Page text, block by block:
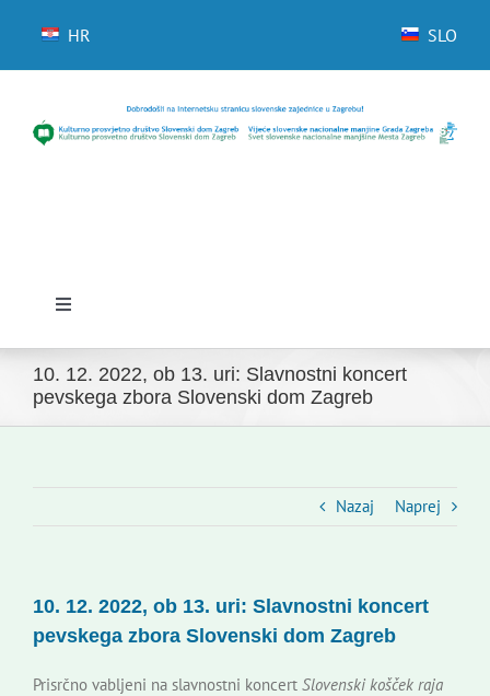
HR SLO
Toggle
Domov
Novice
Kontakti
10. 12. 2022, ob 13. uri: Slavnostni koncert
pevskega zbora Slovenski dom Zagreb
Nazaj Naprej
10. 12. 2022, ob 13. uri: Slavnostni koncert
pevskega zbora Slovenski dom Zagreb
Prisrčno vabljeni na slavnostni koncert Slovenski košček raja